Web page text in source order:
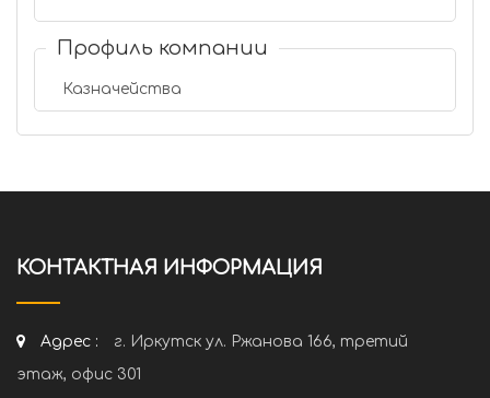
Профиль компании
Казначейства
КОНТАКТНАЯ ИНФОРМАЦИЯ
Адрес :
г. Иркутск ул. Ржанова 166, третий
этаж, офис 301